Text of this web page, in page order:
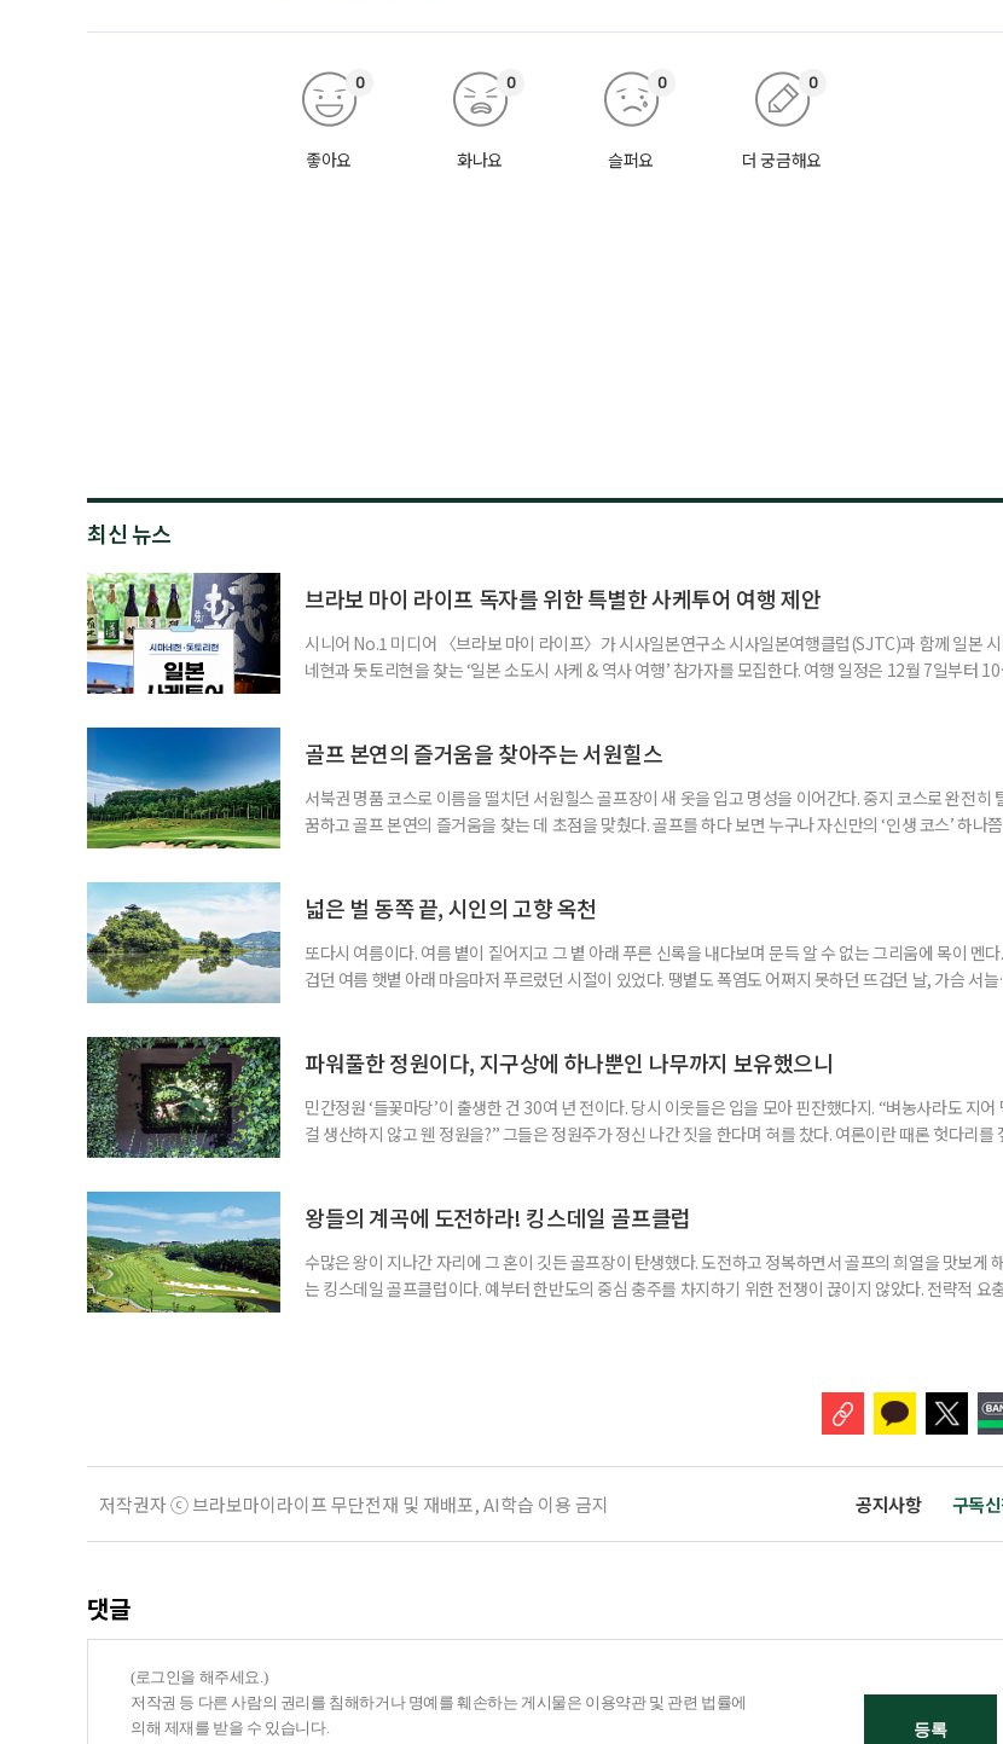
좋아요
0
화나요
0
슬퍼요
0
더 궁금해요
0
최신 뉴스
브라보 마이 라이프 독자를 위한 특별한 사케투어 여행 제안
시니어 No.1 미디어 〈브라보 마이 라이프〉가 시사일본연구소 시사일본여행클럽(SJTC)과 함께 일본
네현과 돗토리현을 찾는 ‘일본 소도시 사케 & 역사 여행’ 참가자를 모집한다. 여행 일정은 12월 7일부터
그치지 않고 술이 만들어지는 공간과 지역의 역사, 생활문화를 하나의 여정으로 연결했다. 첫날에는 에어서
골프 본연의 즐거움을 찾아주는 서원힐스
서북권 명품 코스로 이름을 떨치던 서원힐스 골프장이 새 옷을 입고 명성을 이어간다. 중지 코스로 완전히
꿈하고 골프 본연의 즐거움을 찾는 데 초점을 맞췄다. 골프를 하다 보면 누구나 자신만의 ‘인생 코스’ 하나
장이다. 경기도 파주에 위치한 서원힐스는 330만 5785㎡(약 100만 평) 규모의 서원밸리 컨트
넓은 벌 동쪽 끝, 시인의 고향 옥천
또다시 여름이다. 여름 볕이 짙어지고 그 볕 아래 푸른 신록을 내다보며 문득 알 수 없는 그리움에 목이 멘다
겁던 여름 햇볕 아래 마음마저 푸르렀던 시절이 있었다. 땡볕도 폭염도 어쩌지 못하던 뜨겁던 날, 가슴 서늘
그 물결을 거스르며 달리면 양옆으로 펼쳐지는 포플러 가로수가 줄지어 맞는다. 온유하기만 한 향
파워풀한 정원이다, 지구상에 하나뿐인 나무까지 보유했으니
민간정원 ‘들꽃마당’이 출생한 건 30여 년 전이다. 당시 이웃들은 입을 모아 핀잔했다지. “벼농사라도 지어
걸 생산하지 않고 웬 정원을?” 그들은 정원주가 정신 나간 짓을 한다며 혀를 찼다. 여론이란 때론 헛다리를
겪는 곳도 있다. ‘들꽃마당’은 잔잔한 수면 위를 미끄러지듯이 나아가는 배처럼 경쾌하게
왕들의 계곡에 도전하라! 킹스데일 골프클럽
수많은 왕이 지나간 자리에 그 혼이 깃든 골프장이 탄생했다. 도전하고 정복하면서 골프의 희열을 맛보게
는 킹스데일 골프클럽이다. 예부터 한반도의 중심 충주를 차지하기 위한 전쟁이 끊이지 않았다. 전략적 요
저작권자 ⓒ 브라보마이라이프 무단전재 및 재배포, AI학습 이용 금지 공지사항 구독
댓글